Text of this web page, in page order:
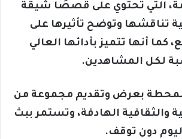
التي تحتوي على قصصًا شيقة
تناقشها وتوضح تأثيرها على
كما أنها تتميز بأدائها العالي
لكل المشاهدين.
بعرض وتقديم مجموعة من
والثقافية الهادفة، وتستمر ببث
دون توقف.